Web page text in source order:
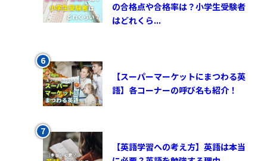
の合格点や合格率は？小学生受験者
はどれくら...
【スーパーマーケットにまつわる英
語】各コーナーの呼び名も紹介！
【英語学習への考え方】英語は本当